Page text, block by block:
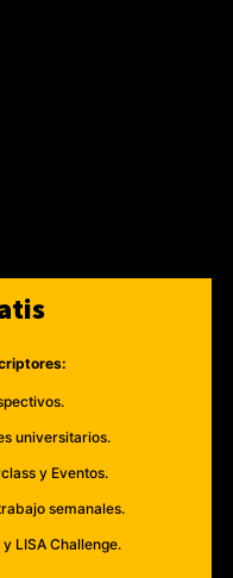
universitarios.
y Eventos.
semanales.
LISA Challenge.